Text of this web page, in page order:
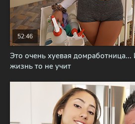
Это очень хуевая домработница...
жизнь то не учит
52:46